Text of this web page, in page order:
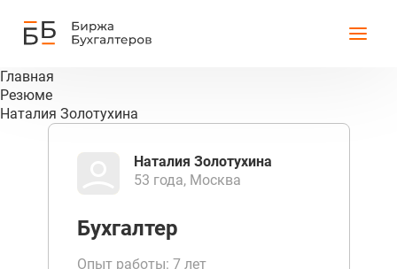
Главная
Резюме
Наталия Золотухина
Наталия Золотухина
53 года, Москва
Бухгалтер
Опыт работы: 7 лет